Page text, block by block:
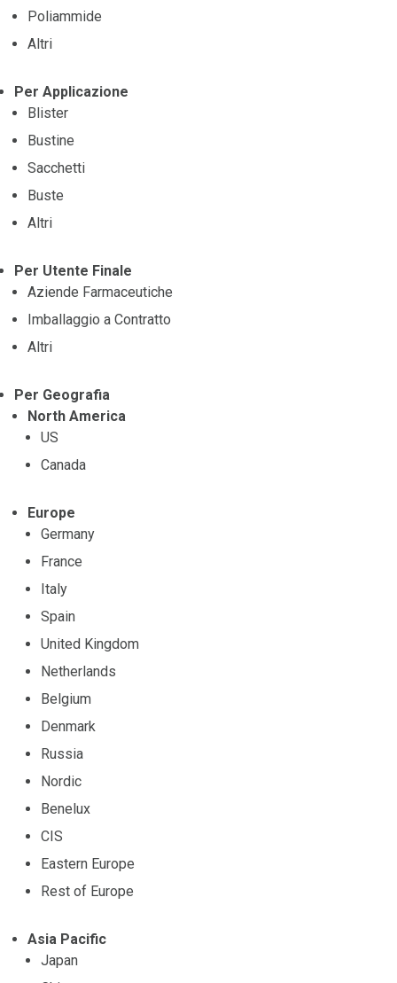
Poliammide
Altri
Per Applicazione
Blister
Bustine
Sacchetti
Buste
Altri
Per Utente Finale
Aziende Farmaceutiche
Imballaggio a Contratto
Altri
Per Geografia
North America
US
Canada
Europe
Germany
France
Italy
Spain
United Kingdom
Netherlands
Belgium
Denmark
Russia
Nordic
Benelux
CIS
Eastern Europe
Rest of Europe
Asia Pacific
Japan